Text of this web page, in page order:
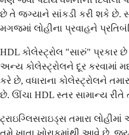
છે તે જગ્યાને સાંકડી કરી શકે
મગજમાં લોહીના પ્રવાહને
HDL કોલેસ્ટ્રોલ "સારું" પ્રકાર
અન્ય કોલેસ્ટ્રોલને દૂર કરવામાં
કરે છે, વધારાના કોલેસ્ટ્રોલને
છે. ઊંચા HDL સ્તર સામાન્ય રીતે
ટ્રાઇગ્લિસરાઇડ્સ તમારા
તમે ખાતા ખોરાકમાંથી આવે છે.